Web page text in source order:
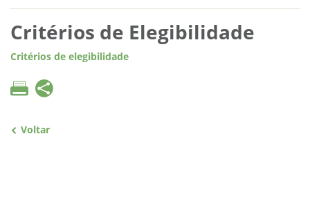
Critérios de Elegibilidade
Critérios de elegibilidade
Voltar